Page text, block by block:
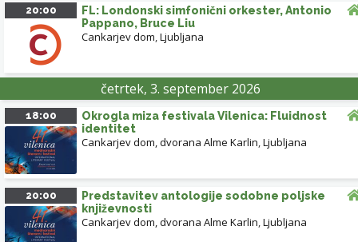
20:00
FL: Londonski simfonični orkester, Antonio
Pappano, Bruce Liu
Cankarjev dom,Ljubljana
četrtek, 3. september 2026
18:00
Okrogla miza festivala Vilenica: Fluidnost
identitet
Cankarjev dom, dvorana Alme Karlin,Ljubljana
20:00
Predstavitev antologije sodobne poljske
književnosti
Cankarjev dom, dvorana Alme Karlin,Ljubljana